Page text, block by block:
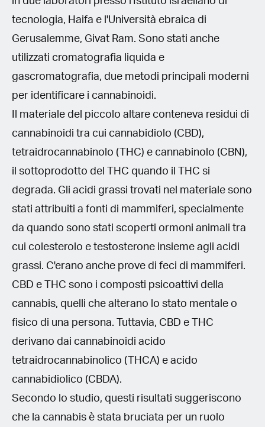
tecnologia, Haifa e l'Università ebraica di
Gerusalemme, Givat Ram. Sono stati anche
utilizzati cromatografia liquida e
gascromatografia, due metodi principali moderni
per identificare i cannabinoidi.
Il materiale del piccolo altare conteneva residui di
cannabinoidi tra cui cannabidiolo (CBD),
tetraidrocannabinolo (THC) e cannabinolo (CBN),
il sottoprodotto del THC quando il THC si
degrada. Gli acidi grassi trovati nel materiale sono
stati attribuiti a fonti di mammiferi, specialmente
da quando sono stati scoperti ormoni animali tra
cui colesterolo e testosterone insieme agli acidi
grassi. C'erano anche prove di feci di mammiferi.
CBD e THC sono i composti psicoattivi della
cannabis, quelli che alterano lo stato mentale o
fisico di una persona. Tuttavia, CBD e THC
derivano dai cannabinoidi acido
tetraidrocannabinolico (THCA) e acido
cannabidiolico (CBDA).
Secondo lo studio, questi risultati suggeriscono
che la cannabis è stata bruciata per un ruolo